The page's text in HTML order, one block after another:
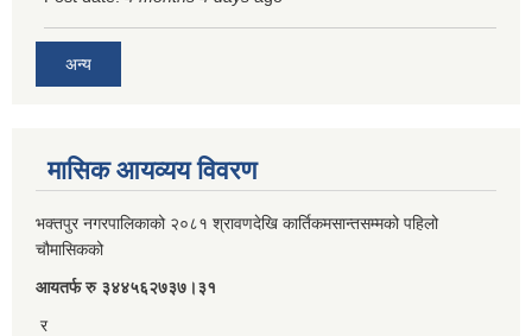
अन्य
मासिक आयव्यय विवरण
भक्तपुर नगरपालिकाको २०८१ श्रावणदेखि कार्तिकमसान्तसम्मको पहिलो
चौमासिकको
आयतर्फ रु‌ ३४४५६२७३७।३१
र